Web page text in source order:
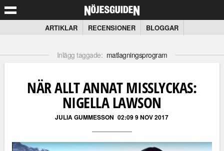
ARTIKLAR RECENSIONER BLOGGAR
Inlägg taggade: matlagningsprogram
NÄR ALLT ANNAT MISSLYCKAS:
NIGELLA LAWSON
JULIA GUMMESSON 02:09 9 NOV 2017